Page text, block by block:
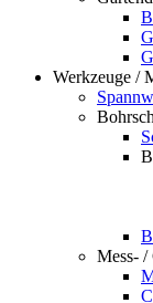
Werkzeuge /
Mess- /